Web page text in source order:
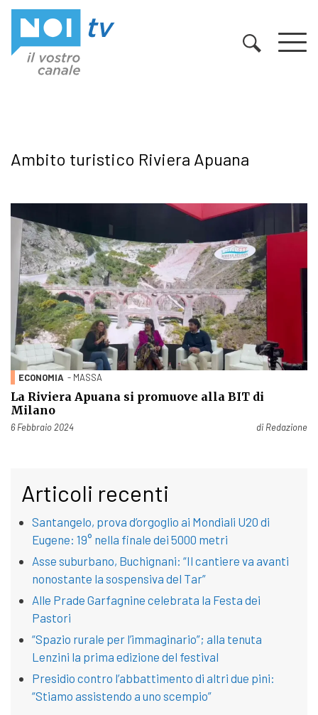
Ambito turistico Riviera Apuana
ECONOMIA - MASSA
La Riviera Apuana si promuove alla BIT di
Milano
Pubblicato il
6 Febbraio 2024 di Redazione
Articoli recenti
Santangelo, prova d’orgoglio ai Mondiali U20 di
Eugene: 19° nella finale dei 5000 metri
Asse suburbano, Buchignani: “Il cantiere va avanti
nonostante la sospensiva del Tar”
Alle Prade Garfagnine celebrata la Festa dei
Pastori
“Spazio rurale per l’immaginario”; alla tenuta
Lenzini la prima edizione del festival
Presidio contro l’abbattimento di altri due pini:
“Stiamo assistendo a uno scempio”